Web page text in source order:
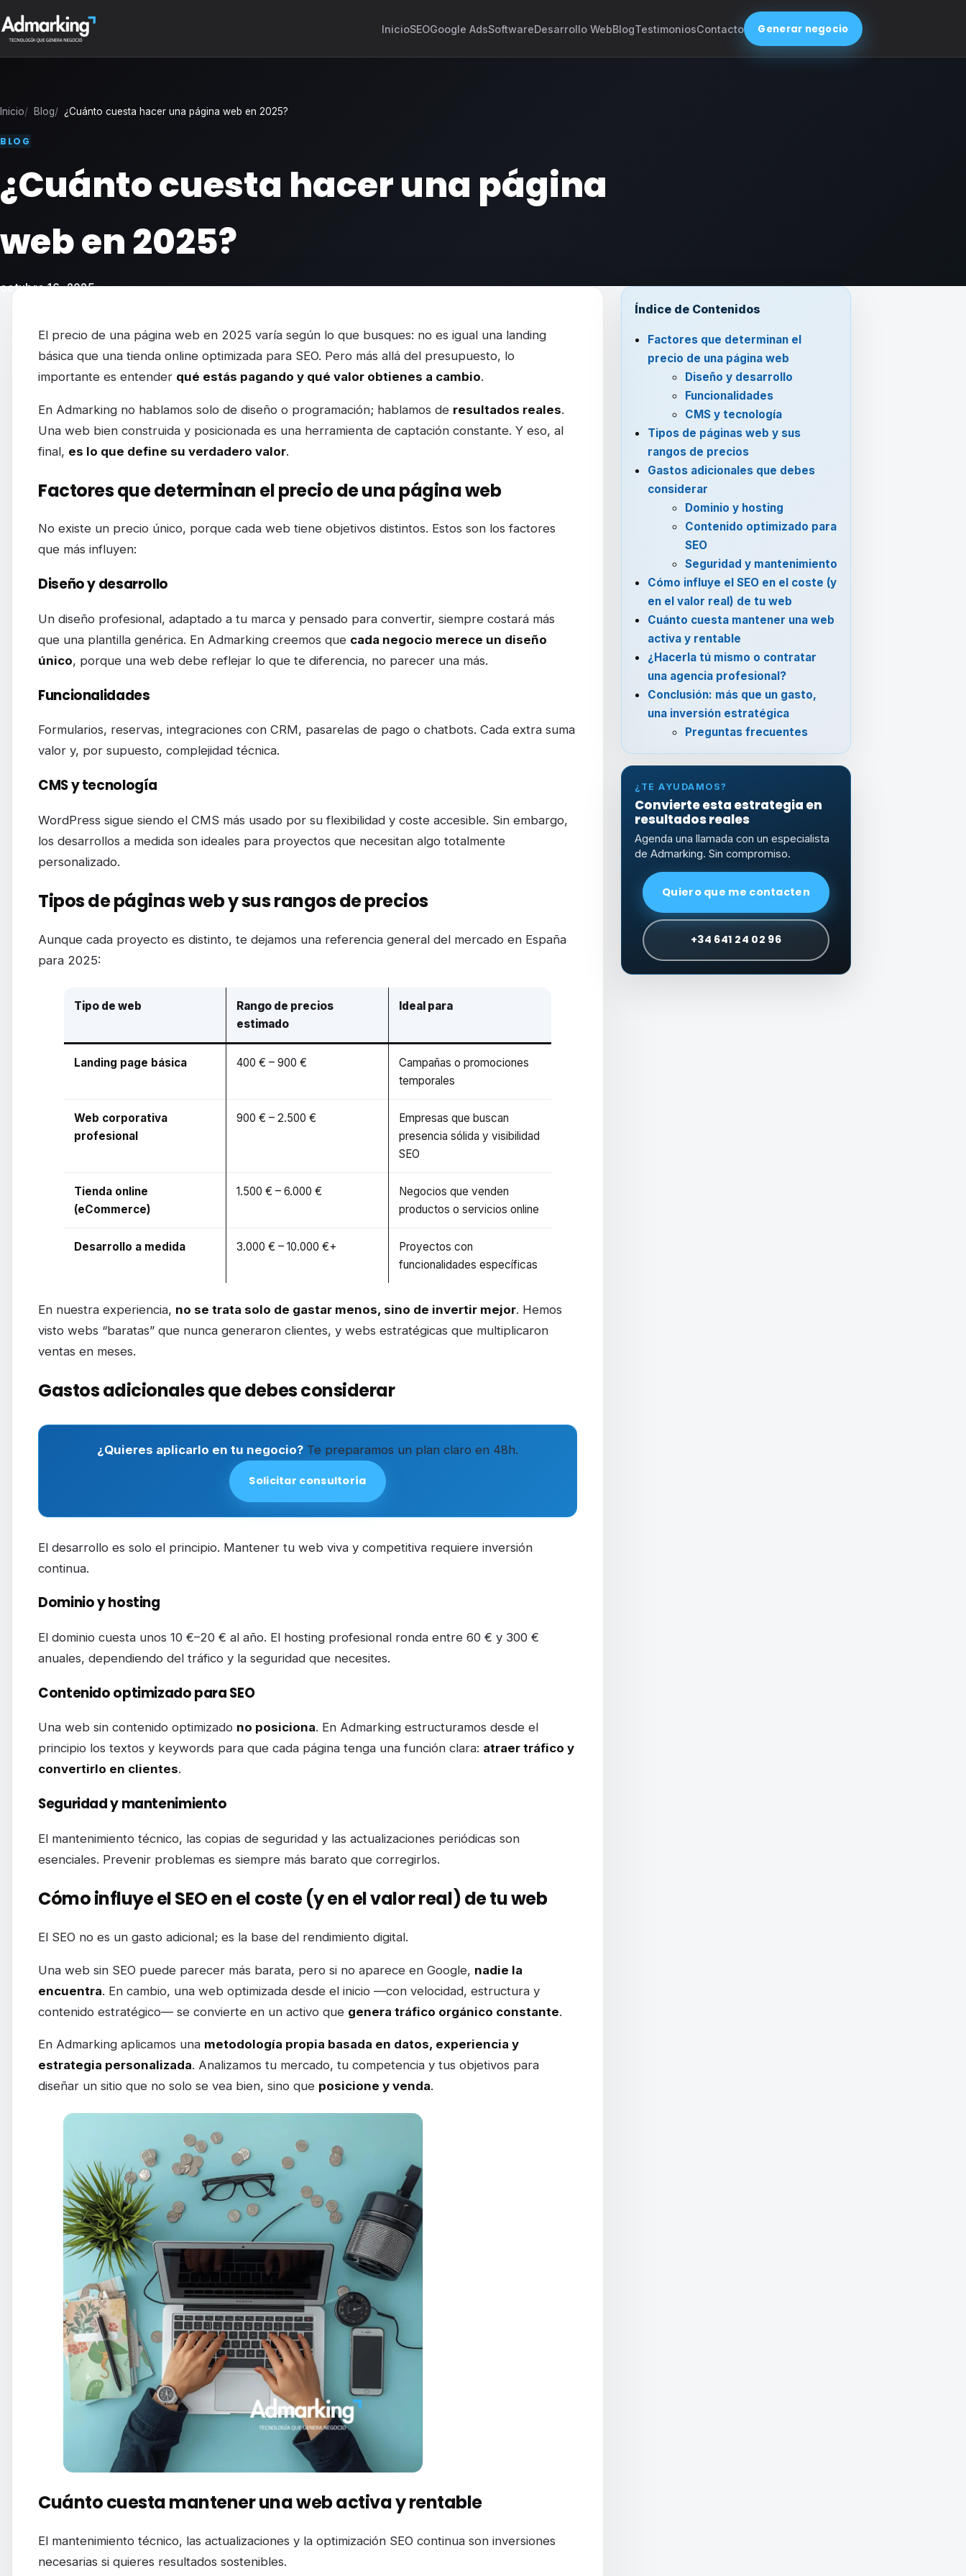
InicioSEOGoogle AdsSoftwareDesarrollo WebBlogTestimoniosContacto Generar negocio
Inicio Blog ¿Cuánto cuesta hacer una página web en 2025?
BLOG
¿Cuánto cuesta hacer una página
web en 2025?
octubre 16, 2025
El precio de una página web en 2025 varía según lo que busques: no es igual una landing
básica que una tienda online optimizada para SEO. Pero más allá del presupuesto, lo
importante es entender qué estás pagando y qué valor obtienes a cambio.
En Admarking no hablamos solo de diseño o programación; hablamos de resultados reales.
Una web bien construida y posicionada es una herramienta de captación constante. Y eso, al
final, es lo que define su verdadero valor.
Factores que determinan el precio de una página web
No existe un precio único, porque cada web tiene objetivos distintos. Estos son los factores
que más influyen:
Diseño y desarrollo
Un diseño profesional, adaptado a tu marca y pensado para convertir, siempre costará más
que una plantilla genérica. En Admarking creemos que cada negocio merece un diseño
único, porque una web debe reflejar lo que te diferencia, no parecer una más.
Funcionalidades
Formularios, reservas, integraciones con CRM, pasarelas de pago o chatbots. Cada extra suma
valor y, por supuesto, complejidad técnica.
CMS y tecnología
WordPress sigue siendo el CMS más usado por su flexibilidad y coste accesible. Sin embargo,
los desarrollos a medida son ideales para proyectos que necesitan algo totalmente
personalizado.
Tipos de páginas web y sus rangos de precios
Aunque cada proyecto es distinto, te dejamos una referencia general del mercado en España
para 2025:
Tipo de web
Rango de precios
estimado
Ideal para
Landing page básica 400 € – 900 €
Campañas o promociones
temporales
Web corporativa
profesional
900 € – 2.500 €
Empresas que buscan
presencia sólida y visibilidad
SEO
Tienda online
(eCommerce)
1.500 € – 6.000 €
Negocios que venden
productos o servicios online
Desarrollo a medida 3.000 € – 10.000 €+
Proyectos con
funcionalidades específicas
En nuestra experiencia, no se trata solo de gastar menos, sino de invertir mejor. Hemos
visto webs “baratas” que nunca generaron clientes, y webs estratégicas que multiplicaron
ventas en meses.
Gastos adicionales que debes considerar
¿Quieres aplicarlo en tu negocio? Te preparamos un plan claro en 48h.
Solicitar consultoría
El desarrollo es solo el principio. Mantener tu web viva y competitiva requiere inversión
continua.
Dominio y hosting
El dominio cuesta unos 10 €–20 € al año. El hosting profesional ronda entre 60 € y 300 €
anuales, dependiendo del tráfico y la seguridad que necesites.
Contenido optimizado para SEO
Una web sin contenido optimizado no posiciona. En Admarking estructuramos desde el
principio los textos y keywords para que cada página tenga una función clara: atraer tráfico y
convertirlo en clientes.
Seguridad y mantenimiento
El mantenimiento técnico, las copias de seguridad y las actualizaciones periódicas son
esenciales. Prevenir problemas es siempre más barato que corregirlos.
Cómo influye el SEO en el coste (y en el valor real) de tu web
El SEO no es un gasto adicional; es la base del rendimiento digital.
Una web sin SEO puede parecer más barata, pero si no aparece en Google, nadie la
encuentra. En cambio, una web optimizada desde el inicio —con velocidad, estructura y
contenido estratégico— se convierte en un activo que genera tráfico orgánico constante.
En Admarking aplicamos una metodología propia basada en datos, experiencia y
estrategia personalizada. Analizamos tu mercado, tu competencia y tus objetivos para
diseñar un sitio que no solo se vea bien, sino que posicione y venda.
Cuánto cuesta mantener una web activa y rentable
El mantenimiento técnico, las actualizaciones y la optimización SEO continua son inversiones
necesarias si quieres resultados sostenibles.
Índice de Contenidos
Factores que determinan el
precio de una página web
Diseño y desarrollo
Funcionalidades
CMS y tecnología
Tipos de páginas web y sus
rangos de precios
Gastos adicionales que debes
considerar
Dominio y hosting
Contenido optimizado para
SEO
Seguridad y mantenimiento
Cómo influye el SEO en el coste (y
en el valor real) de tu web
Cuánto cuesta mantener una web
activa y rentable
¿Hacerla tú mismo o contratar
una agencia profesional?
Conclusión: más que un gasto,
una inversión estratégica
Preguntas frecuentes
¿TE AYUDAMOS?
Convierte esta estrategia en
resultados reales
Agenda una llamada con un especialista
de Admarking. Sin compromiso.
Quiero que me contacten
+34 641 24 02 96